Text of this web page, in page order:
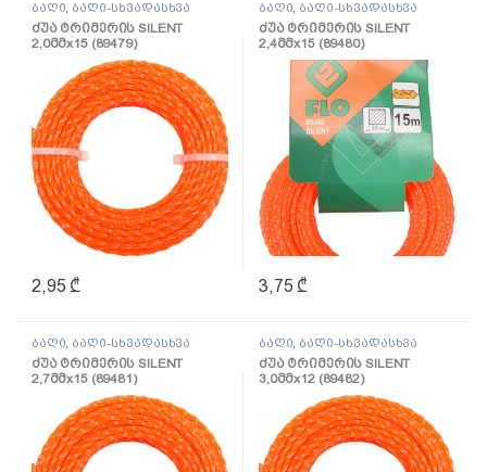
ბაღი ბაღი-სხვადასხვა
ძუა ტრიმერის SILENT
2,0მმх15 (89479)
2,95 ₾
ბაღი ბაღი-სხვადასხვა
ძუა ტრიმერის SILENT
2,4მმх15 (89480)
3,75 ₾
ბაღი ბაღი-სხვადასხვა
ძუა ტრიმერის SILENT
2,7მმх15 (89481)
ბაღი ბაღი-სხვადასხვა
ძუა ტრიმერის SILENT
3,0მმх12 (89482)